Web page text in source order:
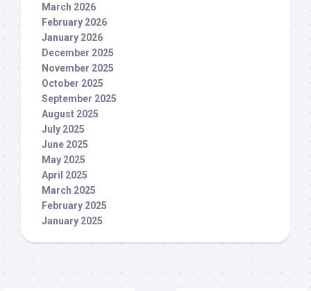
March 2026
February 2026
January 2026
December 2025
November 2025
October 2025
September 2025
August 2025
July 2025
June 2025
May 2025
April 2025
March 2025
February 2025
January 2025